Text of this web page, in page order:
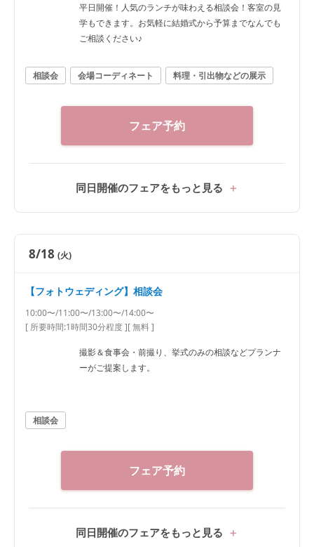
平日開催！人気のランチが味わえる相談会！客室の見
学もできます。お気軽に結婚式から予算までなんでも
ご相談ください♪
相談会 会場コーディネート 料理・引出物などの展示
フェア予約
同日開催のフェアをもっと見る
8/18 (火)
【フォトウェディング】相談会
10:00〜/11:00〜/13:00〜/14:00〜
[ 所要時間:1時間30分程度][ 無料 ]
撮影＆食事会・前撮り、挙式のみの相談などプランナ
ーがご提案します。
相談会
フェア予約
同日開催のフェアをもっと見る